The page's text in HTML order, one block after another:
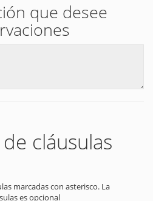
que desee
cláusulas
marcadas con asterisco. La
es opcional